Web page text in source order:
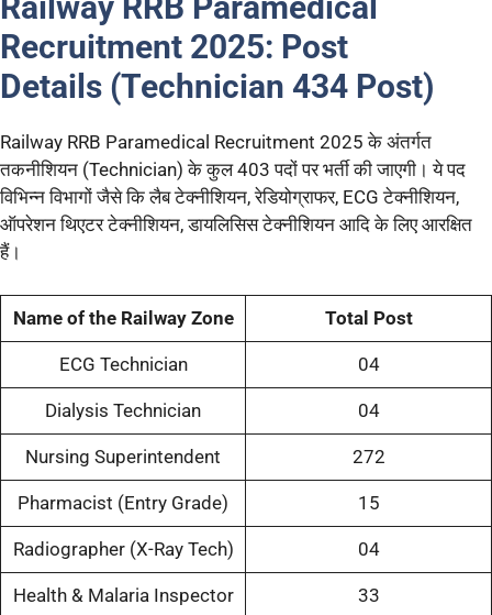
Recruitment 2025: Post
Details (Technician 434 Post)
Railway RRB Paramedical Recruitment 2025 के अंतर्गत
तकनीशियन (Technician) के कुल 403 पदों पर भर्ती की जाएगी। ये पद
विभिन्न विभागों जैसे कि लैब टेक्नीशियन, रेडियोग्राफर, ECG टेक्नीशियन,
ऑपरेशन थिएटर टेक्नीशियन, डायलिसिस टेक्नीशियन आदि के लिए आरक्षित
हैं।
Name of the Railway Zone Total Post
ECG Technician 04
Dialysis Technician 04
Nursing Superintendent 272
Pharmacist (Entry Grade) 15
Radiographer (X-Ray Tech) 04
Health & Malaria Inspector 33